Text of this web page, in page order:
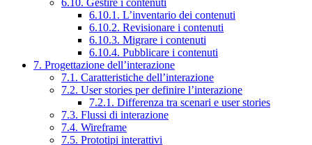
6.10. Gestire i contenuti
6.10.1. L’inventario dei contenuti
6.10.2. Revisionare i contenuti
6.10.3. Migrare i contenuti
6.10.4. Pubblicare i contenuti
7. Progettazione dell’interazione
7.1. Caratteristiche dell’interazione
7.2. User stories per definire l’interazione
7.2.1. Differenza tra scenari e user stories
7.3. Flussi di interazione
7.4. Wireframe
7.5. Prototipi interattivi